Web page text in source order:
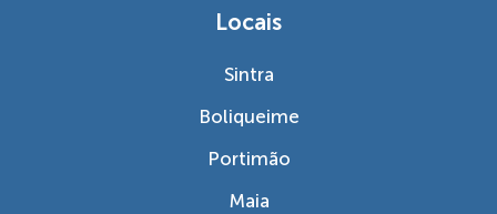
Locais
Sintra
Boliqueime
Portimão
Maia